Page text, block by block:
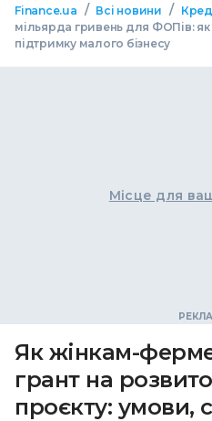
Finance.ua / Всі новини /
мільярда гривень для ФОПів:
підтримку малого бізнесу
Місце для
Як жінкам-
грант на
проєкту: умови,